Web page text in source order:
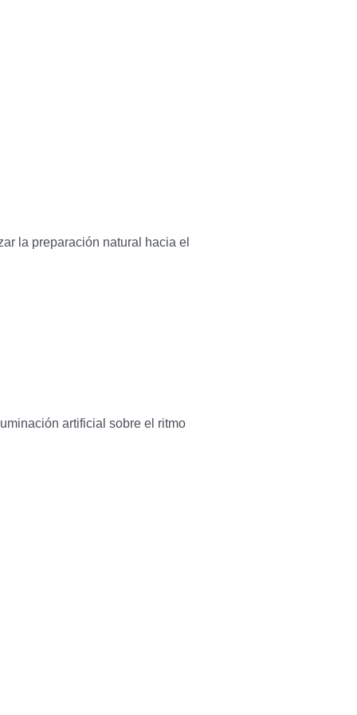
la preparación natural hacia el
artificial sobre el ritmo